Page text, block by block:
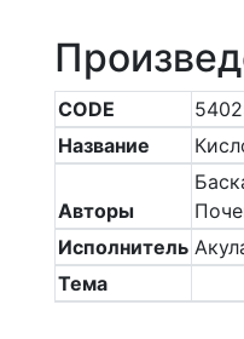
CODE
Название
Авторы
Исполнитель
Тема